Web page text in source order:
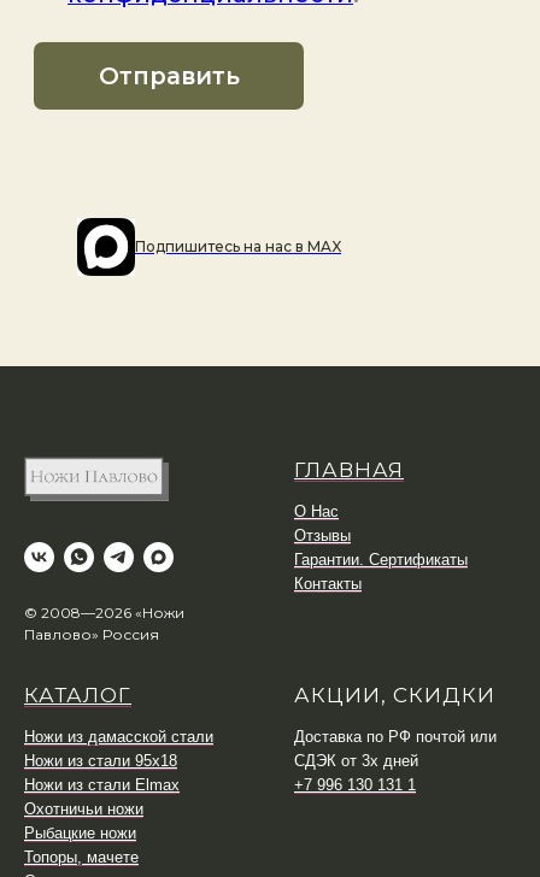
Подпишитесь на наc в MAX
© 2008—2026 «Ножи
Павлово» Россия
ГЛАВНАЯ
О Нас
Отзывы
Гарантии. Сертификаты
Контакты
КАТАЛОГ
Ножи из дамасской стали
Ножи из стали 95х18
Ножи из стали Elmax
Охотничьи ножи
Рыбацкие ножи
Топоры, мачете
АКЦИИ, СКИДКИ
Доставка по РФ почтой или
СДЭК от 3х дней
+7 996 130 131 1